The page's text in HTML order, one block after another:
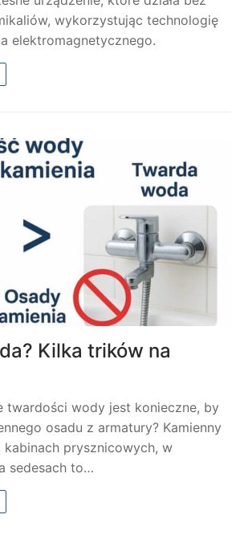
wykorzystując technologię
elektromagnetycznego.
Kilka trików na
twardości wody jest konieczne, by
osadu z armatury? Kamienny
kabinach prysznicowych, w
sedesach to…